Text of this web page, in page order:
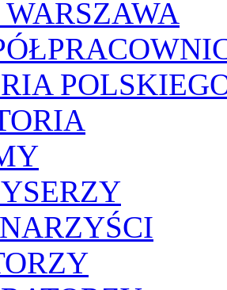
WARSZAWA